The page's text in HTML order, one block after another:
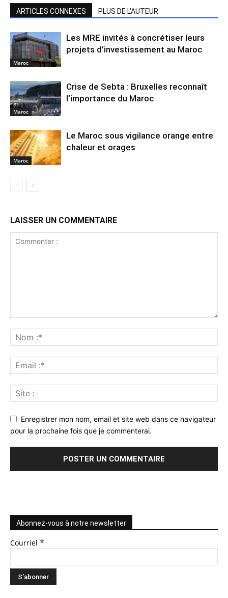
ARTICLES CONNEXES PLUS DE L'AUTEUR
Maroc
Les MRE invités à concrétiser leurs
projets d’investissement au Maroc
Maroc
Crise de Sebta : Bruxelles reconnaît
l’importance du Maroc
Maroc
Le Maroc sous vigilance orange entre
chaleur et orages
LAISSER UN COMMENTAIRE
Enregistrer mon nom, email et site web dans ce navigateur
pour la prochaine fois que je commenterai.
Abonnez-vous à notre newsletter
Courriel *